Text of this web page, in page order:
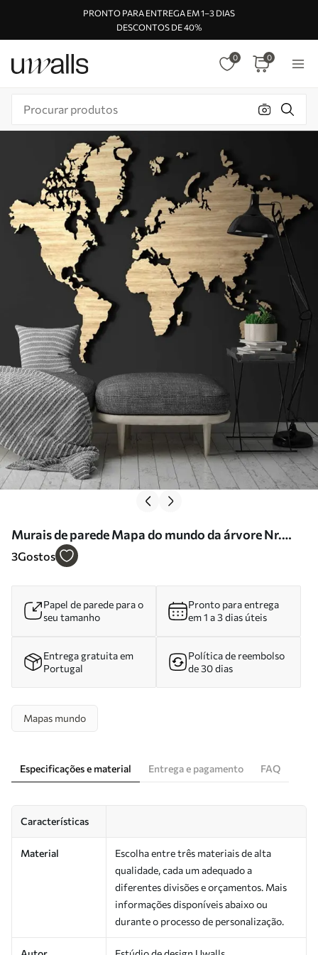
PRONTO PARA ENTREGA EM 1–3 DIAS
DESCONTOS DE 40%
0 0
Murais de parede Mapa do mundo da árvore Nr.
u50437
3Gostos
Papel de parede para o
seu tamanho
Pronto para entrega
em 1 a 3 dias úteis
Entrega gratuita em
Portugal
Política de reembolso
de 30 dias
Mapas mundo
Especificações e material Entrega e pagamento FAQ
Características
Material
Escolha entre três materiais de alta
qualidade, cada um adequado a
diferentes divisões e orçamentos. Mais
informações disponíveis abaixo ou
durante o processo de personalização.